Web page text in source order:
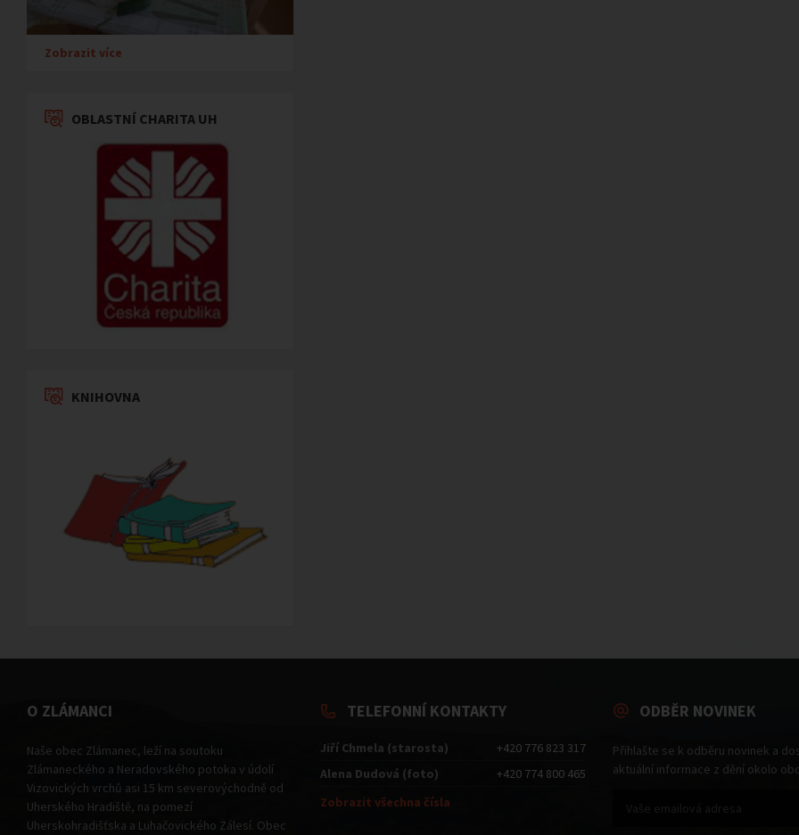
Zobrazit více
OBLASTNÍ CHARITA UH
KNIHOVNA
O ZLÁMANCI
Naše obec Zlámanec, leží na soutoku
Zlámaneckého a Neradovského potoka v údolí
Vizovických vrchů asi 15 km severovýchodně od
Uherského Hradiště, na pomezí
Uherskohradišťska a Luhačovického Zálesí. Obec
TELEFONNÍ KONTAKTY
Jiří Chmela (starosta)
+420 776 823 317
Alena Dudová (foto)
+420 774 800 465
Zobrazit všechna čísla
ODBĚR NOVINEK
Přihlašte se k odběru novinek a
aktuální informace z dění okolo